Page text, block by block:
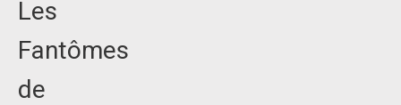
Les
Fantômes
de